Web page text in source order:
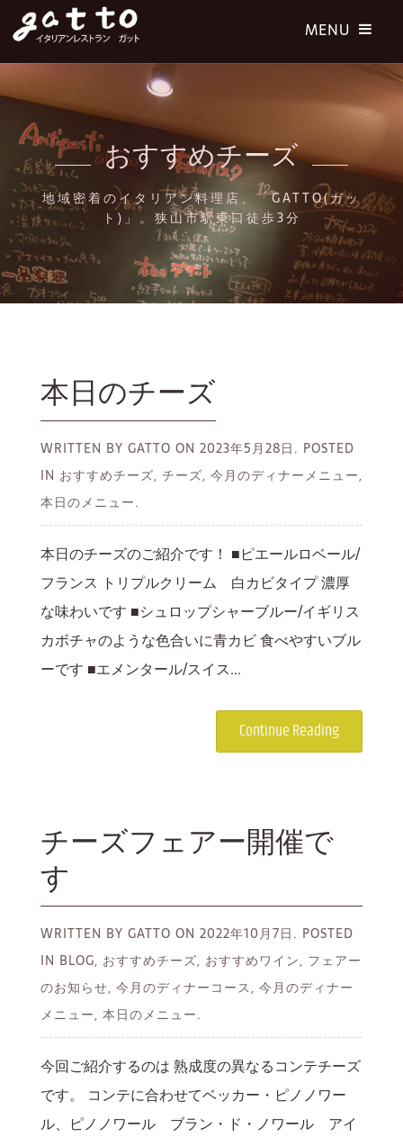
おすすめチーズ
地域密着のイタリアン料理店、「GATTO(ガッ
ト)」。狭山市駅東口徒歩3分
本日のチーズ
WRITTEN BY GATTO ON 2023年5月28日. POSTED
IN おすすめチーズ, チーズ, 今月のディナーメニュー,
本日のメニュー.
本日のチーズのご紹介です！ ■ピエールロベール/
フランス トリプルクリーム 白カビタイプ 濃厚
な味わいです ■シュロップシャーブルー/イギリス
カボチャのような色合いに青カビ 食べやすいブル
ーです ■エメンタール/スイス...
Continue Reading
チーズフェアー開催で
す
WRITTEN BY GATTO ON 2022年10月7日. POSTED
IN BLOG, おすすめチーズ, おすすめワイン, フェアー
のお知らせ, 今月のディナーコース, 今月のディナー
メニュー, 本日のメニュー.
今回ご紹介するのは 熟成度の異なるコンテチーズ
です。 コンテに合わせてベッカー・ピノノワー
ル、ピノノワール ブラン・ド・ノワール アイ